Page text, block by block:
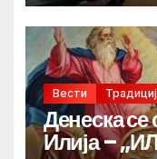
Вести
Денеска
Илија –